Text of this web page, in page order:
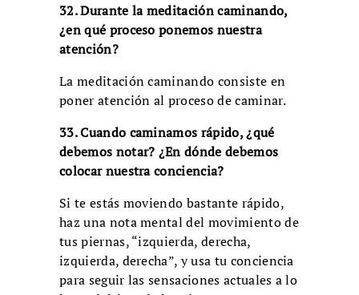
32. Durante la meditación caminando,
¿en qué proceso ponemos nuestra
atención?
La meditación caminando consiste en
poner atención al proceso de caminar.
33. Cuando caminamos rápido, ¿qué
debemos notar? ¿En dónde debemos
colocar nuestra conciencia?
Si te estás moviendo bastante rápido,
haz una nota mental del movimiento de
tus piernas, “izquierda, derecha,
izquierda, derecha”, y usa tu conciencia
para seguir las sensaciones actuales a lo